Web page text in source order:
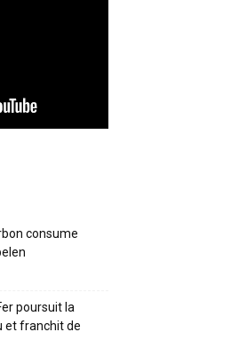
consume
poursuit la
et franchit de